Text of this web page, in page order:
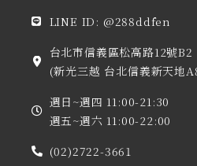
LINE ID: @288ddfen
台北市信義區松高路12號B2
(新光三越 台北信義新天地
週日~週四 11:00-21:30
週五~週六 11:00-22:00
(02)2722-3661